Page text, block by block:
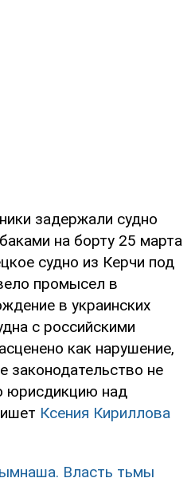
задержали судно
на борту 25 марта
судно из Керчи под
промысел в
в украинских
с российскими
как нарушение,
законодательство не
юрисдикцию над
Ксения Кириллова
Власть тьмы